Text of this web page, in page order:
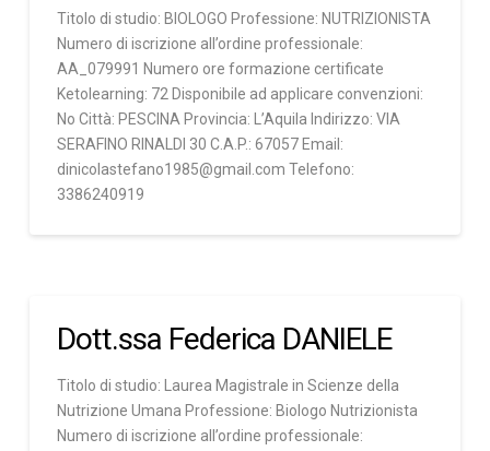
Titolo di studio: BIOLOGO Professione: NUTRIZIONISTA
Numero di iscrizione all’ordine professionale:
AA_079991 Numero ore formazione certificate
Ketolearning: 72 Disponibile ad applicare convenzioni:
No Città: PESCINA Provincia: L’Aquila Indirizzo: VIA
SERAFINO RINALDI 30 C.A.P.: 67057 Email:
dinicolastefano1985@gmail.com Telefono:
3386240919
Dott.ssa Federica DANIELE
Titolo di studio: Laurea Magistrale in Scienze della
Nutrizione Umana Professione: Biologo Nutrizionista
Numero di iscrizione all’ordine professionale: